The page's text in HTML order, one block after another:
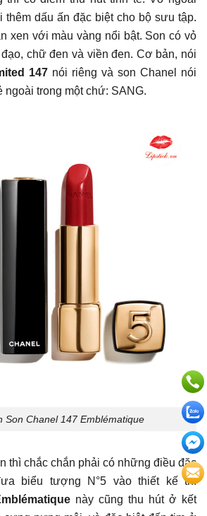
thêm dấu ấn đặc biệt cho bộ sưu tập.
xen với màu vàng nổi bật. Son có vỏ
chữ đen và viền đen. Cơ bản, nói
147 nói riêng và son Chanel nói
ngoài trong một chứ: SANG.
Son Chanel 147 Emblématique
thì chắc chắn phải có những điều đặc
biểu tượng N°5 vào thiết kế thì
này cũng thu hút ở kết